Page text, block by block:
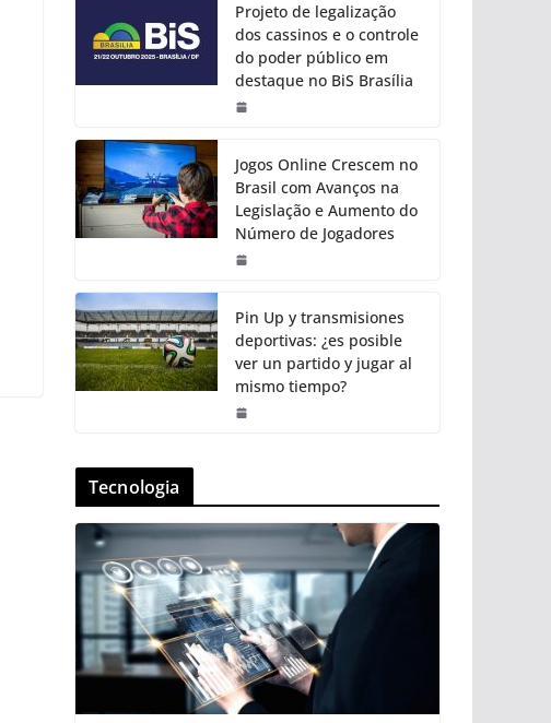
Projeto de legalização
dos cassinos e o controle
do poder público em
destaque no BiS Brasília
Jogos Online Crescem no
Brasil com Avanços na
Legislação e Aumento do
Número de Jogadores
Pin Up y transmisiones
deportivas: ¿es posible
ver un partido y jugar al
mismo tiempo?
Tecnologia